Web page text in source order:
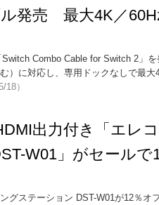
発売 最大4K／
Combo Cable for Switch 2」
）に対応し、専用ドックなしで最
18）
出力付き「エレ
W01」がセールで
グステーション DST-W01が12％オ